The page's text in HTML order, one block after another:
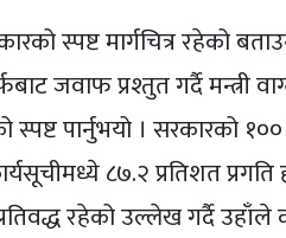
स्पष्ट मार्गचित्र रहेको
जवाफ प्रश्तुत गर्दै मन्त्री
पार्नुभयो । सरकारको
८७.२ प्रतिशत
रहेको उल्लेख गर्दै